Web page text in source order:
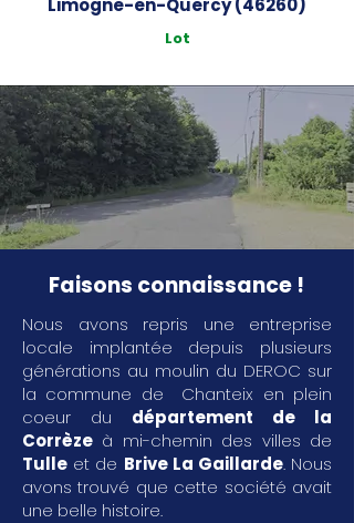
Limogne-en-Quercy (46260)
Lot
Faisons connaissance !
Nous avons repris une entreprise
locale implantée depuis plusieurs
générations au moulin du DEROC sur
la commune de Chanteix en plein
coeur du département de la
Corrèze à mi-chemin des villes de
Tulle et de Brive La Gaillarde. Nous
avons trouvé que cette société avait
une belle histoire.